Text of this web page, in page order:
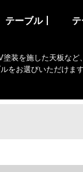
テーブル丨 テ
装を施した天板な
をお選びいただけます